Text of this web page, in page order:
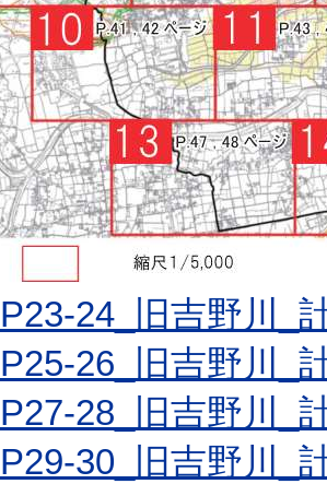
P23-24_旧吉野川_
P25-26_旧吉野川_
P27-28_旧吉野川_
P29-30_旧吉野川_